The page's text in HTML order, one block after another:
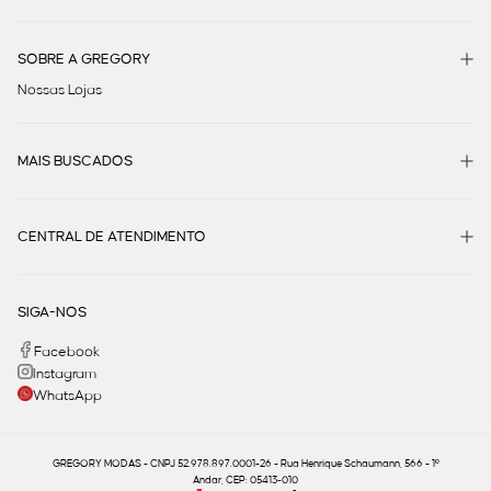
SOBRE A GREGORY
Nossas Lojas
MAIS BUSCADOS
CENTRAL DE ATENDIMENTO
SIGA-NOS
Facebook
Instagram
WhatsApp
GREGORY MODAS - CNPJ 52.978.897.0001-26 - Rua Henrique Schaumann, 566 - 1º
Andar, CEP: 05413-010